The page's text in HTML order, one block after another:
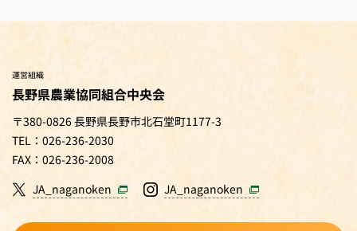
運営組織
長野県農業協同組合中央会
〒380-0826 長野県長野市北石堂町1177-3
TEL：026-236-2030
FAX：026-236-2008
JA_naganoken
JA_naganoken